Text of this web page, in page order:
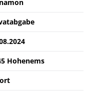
Hohenems